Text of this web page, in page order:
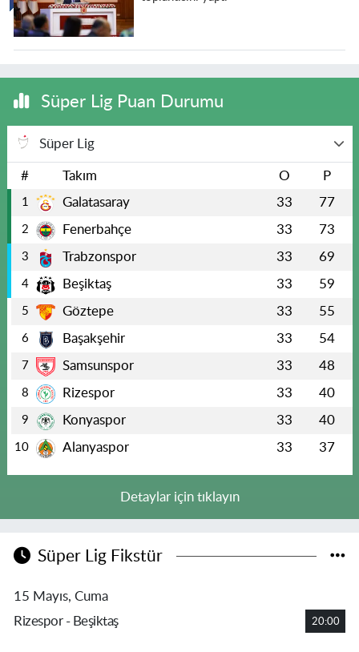
Süper Lig Puan Durumu
Süper Lig
# Takım O P
1 Galatasaray 33 77
2 Fenerbahçe 33 73
3 Trabzonspor 33 69
4 Beşiktaş 33 59
5 Göztepe 33 55
6 Başakşehir 33 54
7 Samsunspor 33 48
8 Rizespor 33 40
9 Konyaspor 33 40
10 Alanyaspor 33 37
Detaylar için tıklayın
Süper Lig Fikstür
15 Mayıs, Cuma
Rizespor - Beşiktaş
20:00